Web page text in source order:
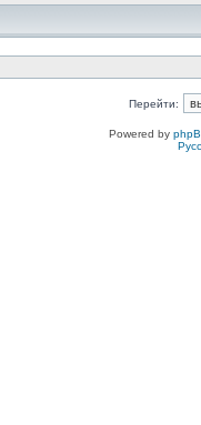
Перейти:
Powered by